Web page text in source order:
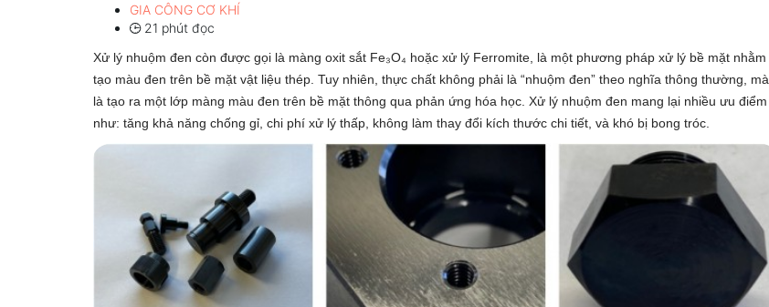
GIA CÔNG CƠ KHÍ
21 phút đọc
Xử lý nhuộm đen còn được gọi là màng oxit sắt Fe₃O₄ hoặc xử lý Ferromite, là một phương pháp xử lý bề mặt nhằm
tạo màu đen trên bề mặt vật liệu thép. Tuy nhiên, thực chất không phải là “nhuộm đen” theo nghĩa thông thường, mà
là tạo ra một lớp màng màu đen trên bề mặt thông qua phản ứng hóa học. Xử lý nhuộm đen mang lại nhiều ưu điểm
như: tăng khả năng chống gỉ, chi phí xử lý thấp, không làm thay đổi kích thước chi tiết, và khó bị bong tróc.